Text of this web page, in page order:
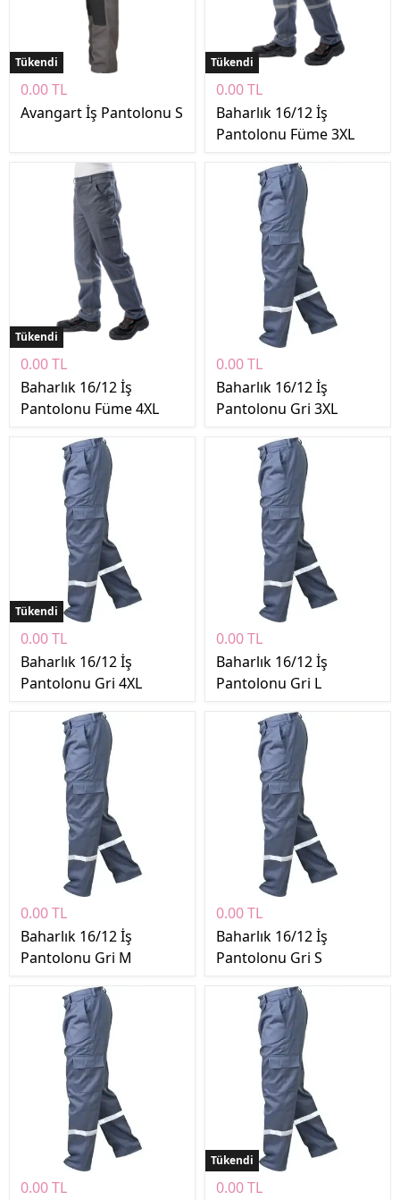
Tükendi
0.00 TL
Avangart İş Pantolonu S
Tükendi
0.00 TL
Baharlık 16/12 İş
Pantolonu Füme 3XL
Tükendi
0.00 TL
Baharlık 16/12 İş
Pantolonu Füme 4XL
0.00 TL
Baharlık 16/12 İş
Pantolonu Gri 3XL
Tükendi
0.00 TL
Baharlık 16/12 İş
Pantolonu Gri 4XL
0.00 TL
Baharlık 16/12 İş
Pantolonu Gri L
0.00 TL
Baharlık 16/12 İş
Pantolonu Gri M
0.00 TL
Baharlık 16/12 İş
Pantolonu Gri S
0.00 TL
Tükendi
0.00 TL